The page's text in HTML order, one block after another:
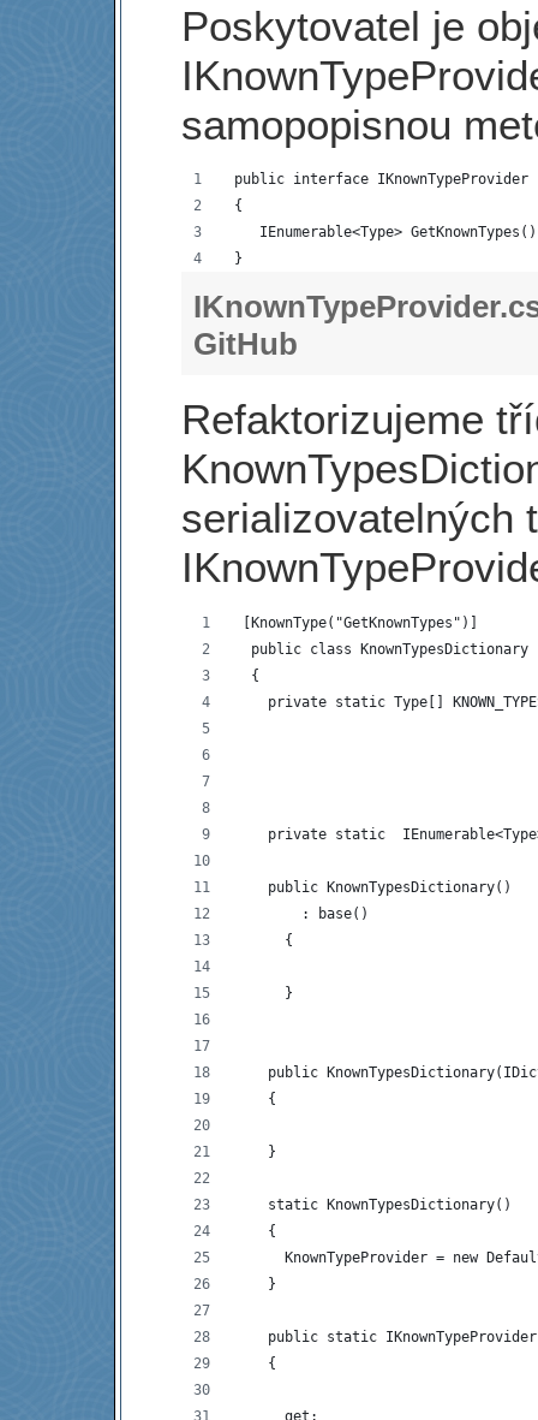
Poskytovatel je
samopopisnou
public interface IKnownTypeProvider
{
IEnumerable<Type>
}
GitHub
Refaktorizujeme
serializovatelných
[KnownType("GetKnownTypes")]
public class KnownTypesDictionary
  {
private static Type[]
private static
    public KnownTypesDictionary()
        : base()
      {
      }
public
    {
    }
    static KnownTypesDictionary()
    {
KnownTypeProvider = new
    }
public static
    {
      get;